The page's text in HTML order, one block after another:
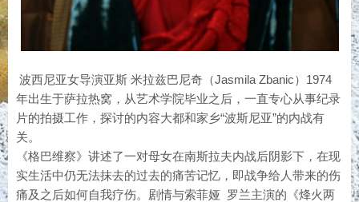
波西尼亚女导演亚斯 米拉兹巴尼奇（Jasmila Zbanic）1974
年出生于萨拉热窝，从艺术学院毕业之后，一直专心从事纪录
片的拍摄工作，探讨的内容大都和家乡“波斯尼亚”的内战有
关。
《格巴维察》讲述了一对母女在南斯拉夫内战后阴影下，在现
实生活中仍无法抹去的过去的痛苦记忆，即战争给人带来的伤
痛及之后如何自我疗伤。剧情与索菲娅 罗兰主演的《烽火两